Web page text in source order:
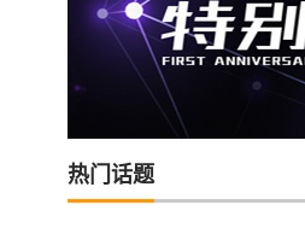
热门话题